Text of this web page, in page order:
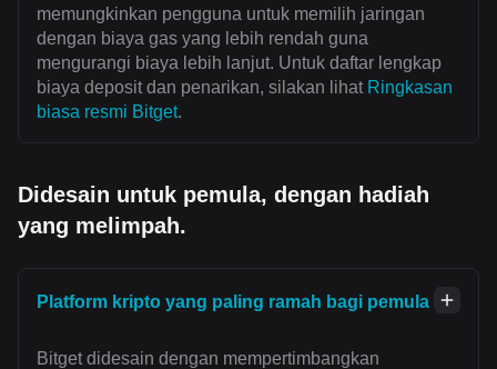
memungkinkan pengguna untuk memilih jaringan
dengan biaya gas yang lebih rendah guna
mengurangi biaya lebih lanjut. Untuk daftar lengkap
biaya deposit dan penarikan, silakan lihat Ringkasan
biasa resmi Bitget.
Didesain untuk pemula, dengan hadiah
yang melimpah.
Platform kripto yang paling ramah bagi pemula
Bitget didesain dengan mempertimbangkan